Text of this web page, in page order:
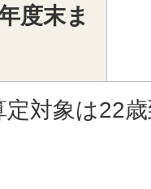
度末ま
対象は22